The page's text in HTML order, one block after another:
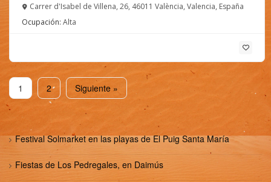
Carrer d'Isabel de Villena, 26, 46011 València, Valencia, España
Ocupación: Alta
1 2 Siguiente »
Festival Solmarket en las playas de El Puig Santa María
Fiestas de Los Pedregales, en Daimús